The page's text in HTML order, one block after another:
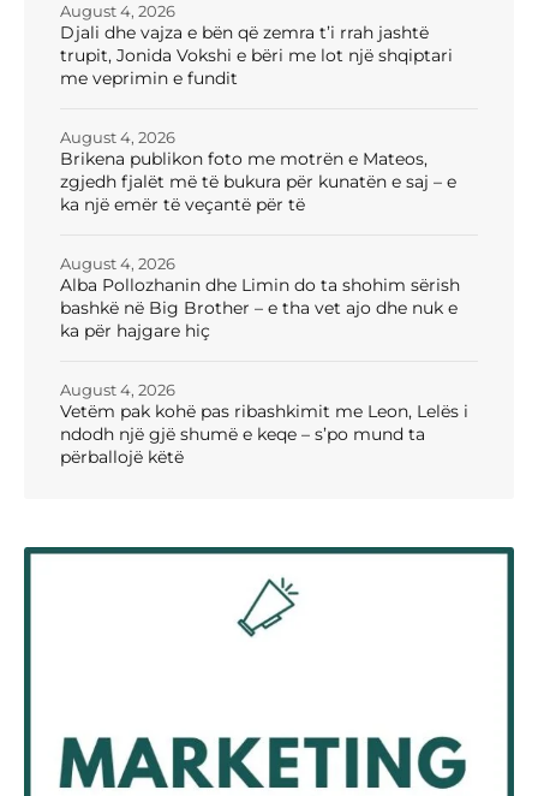
Djali dhe vajza e bën që zemra t’i rrah jashtë
trupit, Jonida Vokshi e bëri me lot një shqiptari
me veprimin e fundit
August 4, 2026
Brikena publikon foto me motrën e Mateos,
zgjedh fjalët më të bukura për kunatën e saj – e
ka një emër të veçantë për të
August 4, 2026
Alba Pollozhanin dhe Limin do ta shohim sërish
bashkë në Big Brother – e tha vet ajo dhe nuk e
ka për hajgare hiç
August 4, 2026
Vetëm pak kohë pas ribashkimit me Leon, Lelës i
ndodh një gjë shumë e keqe – s’po mund ta
përballojë këtë
August 4, 2026